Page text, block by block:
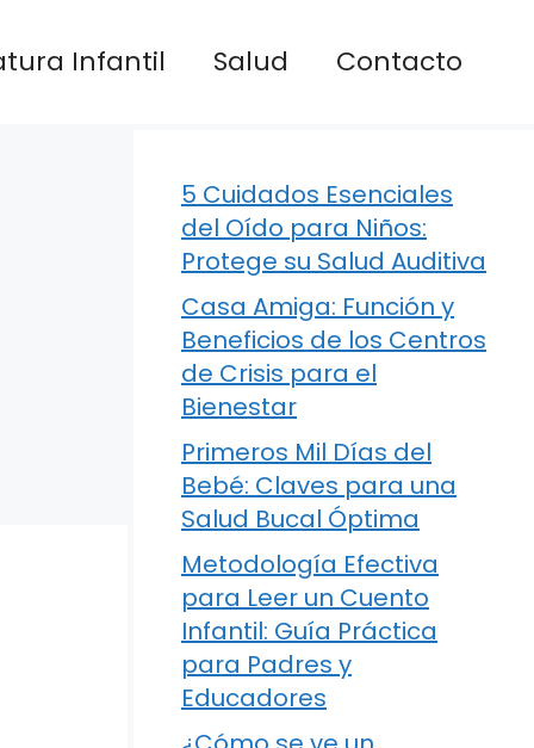
Infantil Salud Contacto
5 Cuidados Esenciales
del Oído para Niños:
Protege su Salud Auditiva
Casa Amiga: Función y
Beneficios de los Centros
de Crisis para el
Bienestar
Primeros Mil Días del
Bebé: Claves para una
Salud Bucal Óptima
Metodología Efectiva
para Leer un Cuento
Infantil: Guía Práctica
para Padres y
Educadores